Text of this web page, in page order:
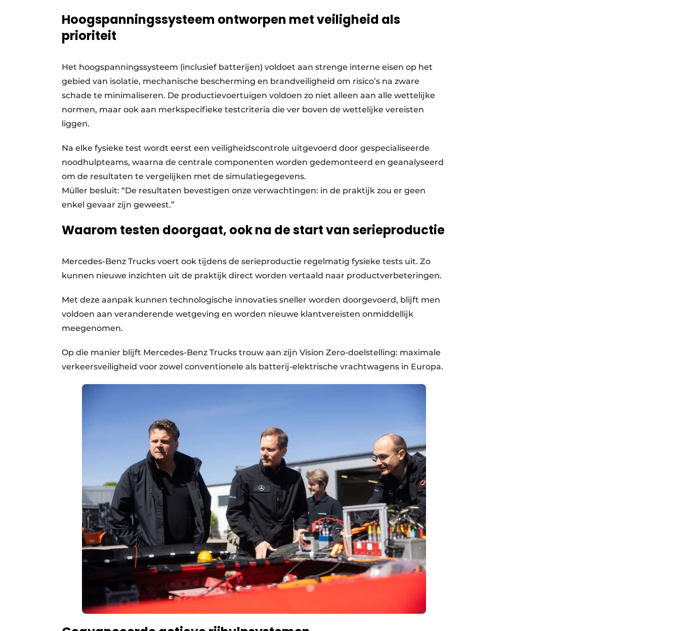
Hoogspanningssysteem ontworpen met veiligheid als
prioriteit
Het hoogspanningssysteem (inclusief batterijen) voldoet aan strenge interne eisen op het
gebied van isolatie, mechanische bescherming en brandveiligheid om risico’s na zware
schade te minimaliseren. De productievoertuigen voldoen zo niet alleen aan alle wettelijke
normen, maar ook aan merkspecifieke testcriteria die ver boven de wettelijke vereisten
liggen.
Na elke fysieke test wordt eerst een veiligheidscontrole uitgevoerd door gespecialiseerde
noodhulpteams, waarna de centrale componenten worden gedemonteerd en geanalyseerd
om de resultaten te vergelijken met de simulatiegegevens.
Müller besluit: “De resultaten bevestigen onze verwachtingen: in de praktijk zou er geen
enkel gevaar zijn geweest.”
Waarom testen doorgaat, ook na de start van serieproductie
Mercedes-Benz Trucks voert ook tijdens de serieproductie regelmatig fysieke tests uit. Zo
kunnen nieuwe inzichten uit de praktijk direct worden vertaald naar productverbeteringen.
Met deze aanpak kunnen technologische innovaties sneller worden doorgevoerd, blijft men
voldoen aan veranderende wetgeving en worden nieuwe klantvereisten onmiddellijk
meegenomen.
Op die manier blijft Mercedes-Benz Trucks trouw aan zijn Vision Zero-doelstelling: maximale
verkeersveiligheid voor zowel conventionele als batterij-elektrische vrachtwagens in Europa.